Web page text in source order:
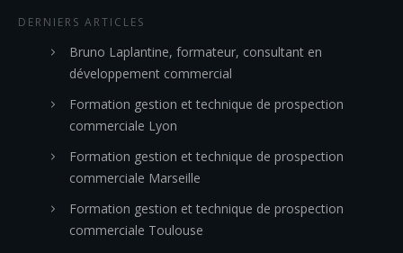
DERNIERS ARTICLES
Bruno Laplantine, formateur, consultant en
développement commercial
Formation gestion et technique de prospection
commerciale Lyon
Formation gestion et technique de prospection
commerciale Marseille
Formation gestion et technique de prospection
commerciale Toulouse